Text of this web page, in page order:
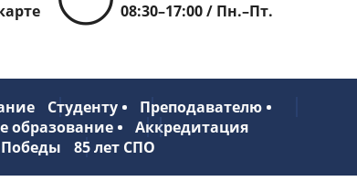
08:30–17:00 / Пн.–Пт.
Студенту
Преподавателю
образование
Аккредитация
Победы 85 лет СПО